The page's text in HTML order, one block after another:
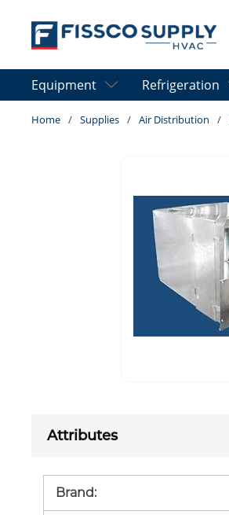
Skip to main content
Equipment Refrigeration
Home / Supplies / Air Distribution /
Attributes
Brand: